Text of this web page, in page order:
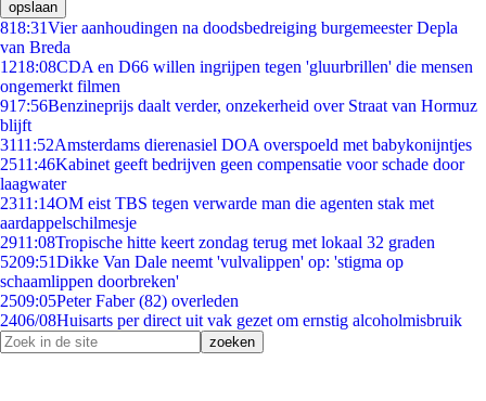
opslaan
818:31Vier aanhoudingen na doodsbedreiging burgemeester Depla
van Breda
1218:08CDA en D66 willen ingrijpen tegen 'gluurbrillen' die mensen
ongemerkt filmen
917:56Benzineprijs daalt verder, onzekerheid over Straat van Hormuz
blijft
3111:52Amsterdams dierenasiel DOA overspoeld met babykonijntjes
2511:46Kabinet geeft bedrijven geen compensatie voor schade door
laagwater
2311:14OM eist TBS tegen verwarde man die agenten stak met
aardappelschilmesje
2911:08Tropische hitte keert zondag terug met lokaal 32 graden
5209:51Dikke Van Dale neemt 'vulvalippen' op: 'stigma op
schaamlippen doorbreken'
2509:05Peter Faber (82) overleden
2406/08Huisarts per direct uit vak gezet om ernstig alcoholmisbruik